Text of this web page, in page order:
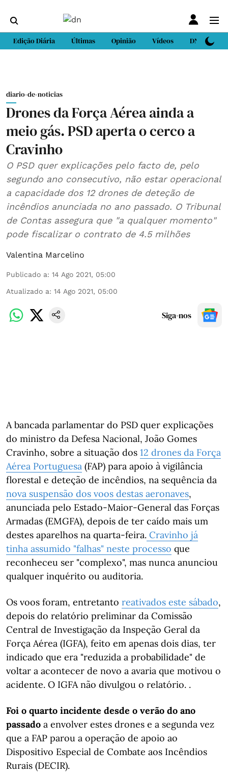
Edição Diária Últimas Opinião Vídeos DN Sport
diario-de-noticias
Drones da Força Aérea ainda a
meio gás. PSD aperta o cerco a
Cravinho
O PSD quer explicações pelo facto de, pelo
segundo ano consecutivo, não estar operacional
a capacidade dos 12 drones de deteção de
incêndios anunciada no ano passado. O Tribunal
de Contas assegura que "a qualquer momento"
pode fiscalizar o contrato de 4.5 milhões
Valentina Marcelino
Publicado a: 14 Ago 2021, 05:00
Atualizado a: 14 Ago 2021, 05:00
Siga-nos
A bancada parlamentar do PSD quer explicações
do ministro da Defesa Nacional, João Gomes
Cravinho, sobre a situação dos 12 drones da Força
Aérea Portuguesa (FAP) para apoio à vigilância
florestal e deteção de incêndios, na sequência da
nova suspensão dos voos destas aeronaves,
anunciada pelo Estado-Maior-General das Forças
Armadas (EMGFA), depois de ter caído mais um
destes aparelhos na quarta-feira. Cravinho já
tinha assumido "falhas" neste processo que
reconheceu ser "complexo", mas nunca anunciou
qualquer inquérito ou auditoria.
Os voos foram, entretanto reativados este sábado,
depois do relatório preliminar da Comissão
Central de Investigação da Inspeção Geral da
Força Aérea (IGFA), feito em apenas dois dias, ter
indicado que era "reduzida a probabilidade" de
voltar a acontecer de novo a avaria que motivou o
acidente. O IGFA não divulgou o relatório. .
Foi o quarto incidente desde o verão do ano
passado a envolver estes drones e a segunda vez
que a FAP parou a operação de apoio ao
Dispositivo Especial de Combate aos Incêndios
Rurais (DECIR).